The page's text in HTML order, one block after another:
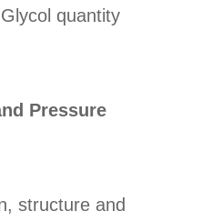
quantity
Pressure
structure and